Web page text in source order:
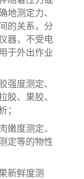
地测定力、
的关系，分
器，不受电
于外出作业
强度测定、
胶、果胶、
；
嫩度测定、
定等的物性
新鲜度测